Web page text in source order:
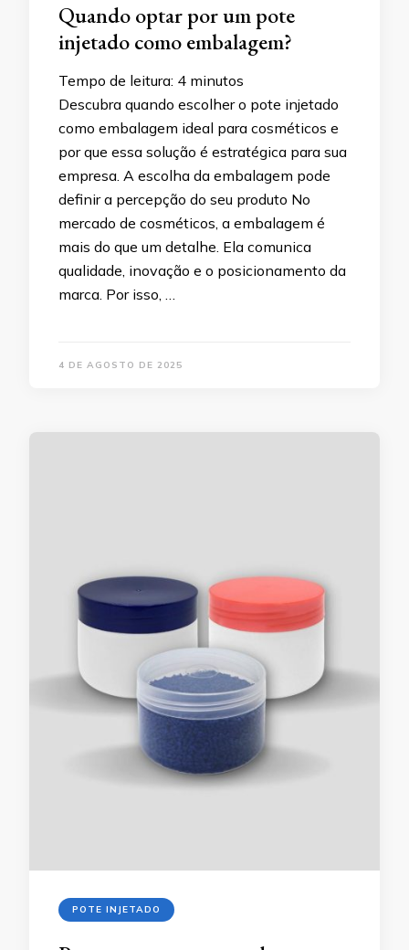
Quando optar por um pote
injetado como embalagem?
Tempo de leitura: 4 minutos
Descubra quando escolher o pote injetado
como embalagem ideal para cosméticos e
por que essa solução é estratégica para sua
empresa. A escolha da embalagem pode
definir a percepção do seu produto No
mercado de cosméticos, a embalagem é
mais do que um detalhe. Ela comunica
qualidade, inovação e o posicionamento da
marca. Por isso, …
4 DE AGOSTO DE 2025
POTE INJETADO